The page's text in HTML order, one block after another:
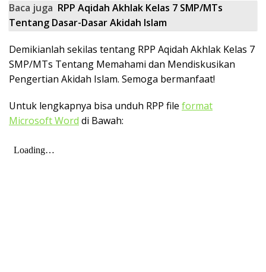
Baca juga RPP Aqidah Akhlak Kelas 7 SMP/MTs
Tentang Dasar-Dasar Akidah Islam
­­­Demikianlah sekilas tentang RPP Aqidah Akhlak Kelas 7
SMP/MTs Tentang Memahami dan Mendiskusikan
Pengertian Akidah Islam. Semoga bermanfaat!
Untuk lengkapnya bisa unduh RPP file format
Microsoft Word di Bawah: